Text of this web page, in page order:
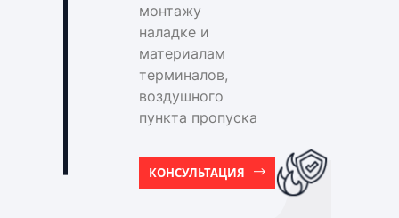
монтажу
наладке и
материалам
терминалов,
воздушного
пункта пропуска
КОНСУЛЬТАЦИЯ